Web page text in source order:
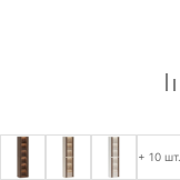
+ 10 шт.